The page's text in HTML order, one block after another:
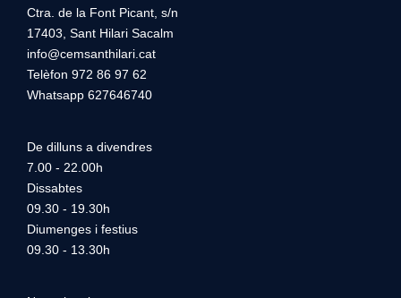
Ctra. de la Font Picant, s/n
17403, Sant Hilari Sacalm
info@cemsanthilari.cat
Telèfon 972 86 97 62
Whatsapp 627646740
De dilluns a divendres
7.00 - 22.00h
Dissabtes
09.30 - 19.30h
Diumenges i festius
09.30 - 13.30h